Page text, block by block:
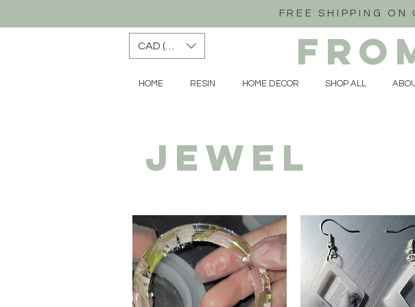
FREE SHIPPING
CAD (C$)
HOME RESIN HOME DECOR SHOP ALL
JEWEL